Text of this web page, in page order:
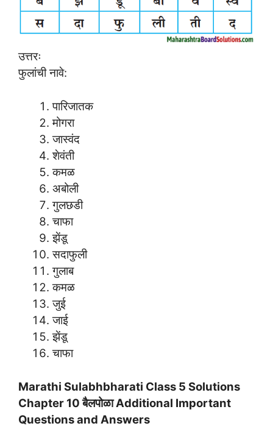
उत्तरः
फुलांची नावे:
पारिजातक
मोगरा
जास्वंद
शेवंती
कमळ
अबोली
गुलछडी
चाफा
झेंडू
सदाफुली
गुलाब
कमळ
जुई
जाई
झेंडू
चाफा
Marathi Sulabhbharati Class 5 Solutions
Chapter 10 बैलपोळा Additional Important
Questions and Answers